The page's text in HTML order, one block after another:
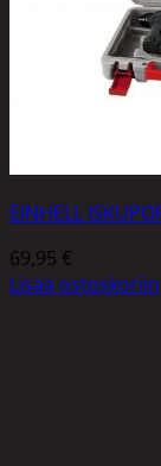
EINHELL
69,95 €
Lisää ostoskoriin